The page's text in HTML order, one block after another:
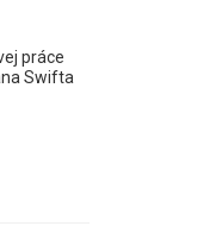
práce
Swifta